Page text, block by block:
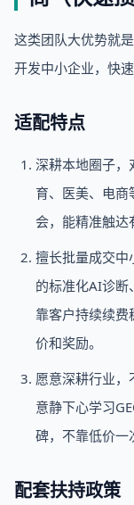
这类团队大优势就
开发中小企业，快速
适配特点
深耕本地圈子，
育、医美、电
会，能精准触达
擅长批量成交中
的标准化AI诊断
靠客户持续续
价和奖励。
愿意深耕行业
意静下心学习
碑，不靠低价一
配套扶持政策